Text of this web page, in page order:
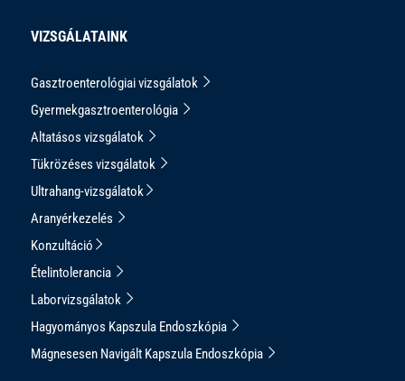
VIZSGÁLATAINK
Gasztroenterológiai vizsgálatok
Gyermekgasztroenterológia
Altatásos vizsgálatok
Tükrözéses vizsgálatok
Ultrahang-vizsgálatok
Aranyérkezelés
Konzultáció
Ételintolerancia
Laborvizsgálatok
Hagyományos Kapszula Endoszkópia
Mágnesesen Navigált Kapszula Endoszkópia